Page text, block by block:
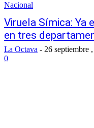
Nacional
Viruela Símica: Ya
en tres
La Octava - 26 septiembre
0